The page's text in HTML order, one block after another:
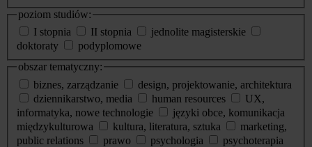
poziom studiów:
I stopnia
II stopnia
jednolite magisterskie
doktoraty
podyplomowe
obszar tematyczny:
biznes, zarządzanie
design, projektowanie, architektura
dziennikarstwo, media
human resources
UX,
informatyka, nowe technologie
języki obce, komunikacja
międzykulturowa
kultura, literatura, sztuka
marketing,
public relations
prawo psychologia
psychoterapia